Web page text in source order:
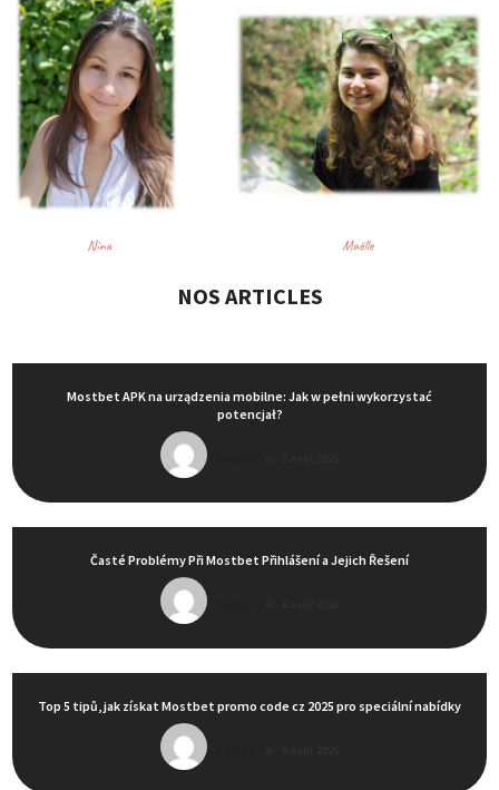
NOS ARTICLES
Mostbet APK na urządzenia mobilne: Jak w pełni wykorzystać
potencjał?
Časté Problémy Při Mostbet Přihlášení a Jejich Řešení
Top 5 tipů, jak získat Mostbet promo code cz 2025 pro speciální nabídky